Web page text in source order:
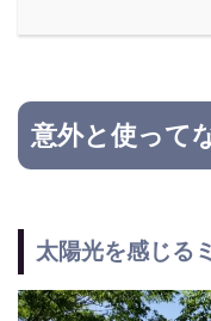
意外と使って
太陽光を感じる